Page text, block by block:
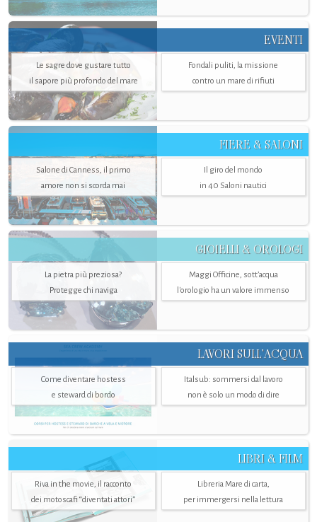
EVENTI
Le sagre dove gustare tutto
il sapore più profondo del mare
Fondali puliti, la missione
contro un mare di rifiuti
FIERE & SALONI
Salone di Canness, il primo
amore non si scorda mai
Il giro del mondo
in 40 Saloni nautici
GIOIELLI & OROLOGI
La pietra più preziosa?
Protegge chi naviga
Maggi Officine, sott’acqua
l'orologio ha un valore immenso
LAVORI SULL’ACQUA
Come diventare hostess
e steward di bordo
Italsub: sommersi dal lavoro
non è solo un modo di dire
LIBRI & FILM
Riva in the movie, il racconto
dei motoscafi “diventati attori”
Libreria Mare di carta,
per immergersi nella lettura